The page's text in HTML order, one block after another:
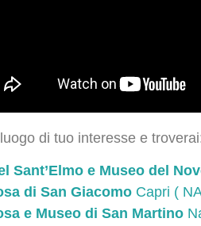
di tuo interesse e
Sant’Elmo e Museo del
di San Giacomo Capri (
e Museo di San Martino